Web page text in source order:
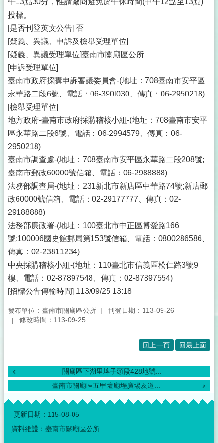
午13點30分，惟請廠商避免於午休時間(中午12點至13點)
投標。
[是否刊登英文公告] 否
[疑義、異議、申訴及檢舉受理單位]
[疑義、異議受理單位]臺南市關廟區公所
[申訴受理單位]
臺南市政府採購申訴審議委員會-(地址：708臺南市安平區
永華路二段6號、電話：06-390l030、傳真：06-2950218)
[檢舉受理單位]
地方政府-臺南市政府採購稽核小組-(地址：708臺南市安平
區永華路二段6號、電話：06-2994579、傳真：06-
2950218)
臺南市調查處-(地址：708臺南市安平區永華路二段208號;
臺南市郵政60000號信箱、電話：06-2988888)
法務部調查局-(地址：231新北市新店區中華路74號;新店郵
政60000號信箱、電話：02-29177777、傳真：02-
29188888)
法務部廉政署-(地址：100臺北市中正區博愛路166
號;100006國史館郵局第153號信箱、電話：0800286586、
傳真：02-23811234)
中央採購稽核小組-(地址：110臺北市信義區松仁路3號9
樓、電話：02-87897548、傳真：02-87897554)
[招標公告傳輸時間] 113/09/25 13:18
發布單位：臺南市關廟區公所
刊登日期：113-09-26
修改時間：113-09-25
回上一頁 回最上面
關廟區下湖里埤子頭段428地號...
臺南市關廟區五甲壇廟埕廣場及道...
:::
更新日期： 115-08-05
資料維護：臺南市關廟區公所